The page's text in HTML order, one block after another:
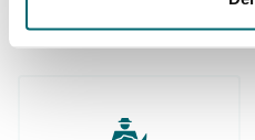
dat alles tot in de
aanbod is groot en